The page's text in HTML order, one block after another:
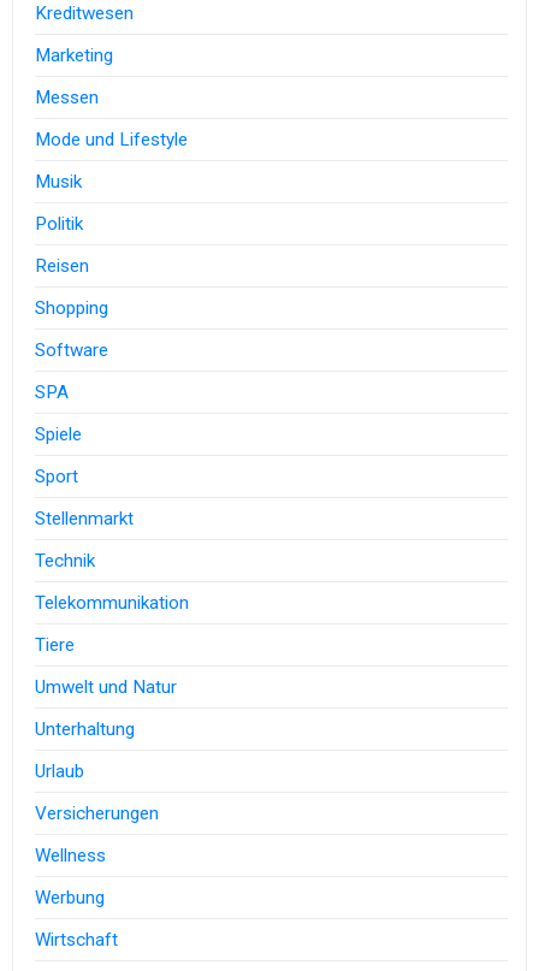
Kreditwesen
Marketing
Messen
Mode und Lifestyle
Musik
Politik
Reisen
Shopping
Software
SPA
Spiele
Sport
Stellenmarkt
Technik
Telekommunikation
Tiere
Umwelt und Natur
Unterhaltung
Urlaub
Versicherungen
Wellness
Werbung
Wirtschaft